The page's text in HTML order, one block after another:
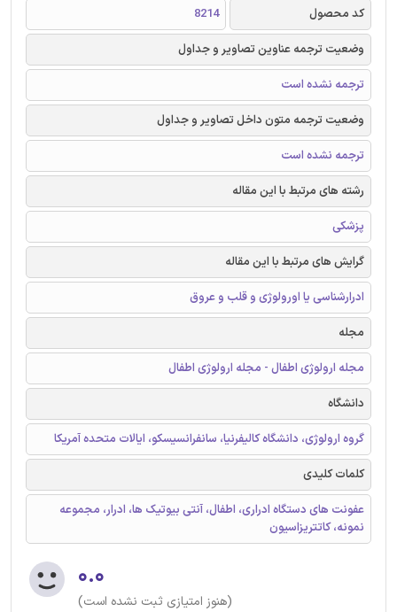
کد محصول
8214
وضعیت ترجمه عناوین تصاویر و جداول
ترجمه نشده است
وضعیت ترجمه متون داخل تصاویر و جداول
ترجمه نشده است
رشته های مرتبط با این مقاله
پزشکی
گرایش های مرتبط با این مقاله
ادرارشناسی یا اورولوژی و قلب و عروق
مجله
مجله ارولوژی اطفال - مجله ارولوژی اطفال
دانشگاه
گروه ارولوژی، دانشگاه کالیفرنیا، سانفرانسیسکو، ایالات متحده آمریکا
کلمات کلیدی
عفونت های دستگاه ادراری، اطفال، آنتی بیوتیک ها، ادرار، مجموعه
نمونه، کاتتریزاسیون
۰.۰
(هنوز امتیازی ثبت نشده است)